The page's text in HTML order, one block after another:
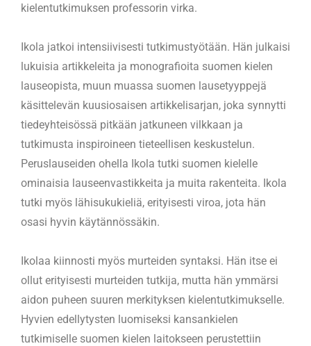
kielentutkimuksen professorin virka.
Ikola jatkoi intensiivisesti tutkimustyötään. Hän julkaisi
lukuisia artikkeleita ja monografioita suomen kielen
lauseopista, muun muassa suomen lausetyyppejä
käsittelevän kuusiosaisen artikkelisarjan, joka synnytti
tiedeyhteisössä pitkään jatkuneen vilkkaan ja
tutkimusta inspiroineen tieteellisen keskustelun.
Peruslauseiden ohella Ikola tutki suomen kielelle
ominaisia lauseenvastikkeita ja muita rakenteita. Ikola
tutki myös lähisukukieliä, erityisesti viroa, jota hän
osasi hyvin käytännössäkin.
Ikolaa kiinnosti myös murteiden syntaksi. Hän itse ei
ollut erityisesti murteiden tutkija, mutta hän ymmärsi
aidon puheen suuren merkityksen kielentutkimukselle.
Hyvien edellytysten luomiseksi kansankielen
tutkimiselle suomen kielen laitokseen perustettiin